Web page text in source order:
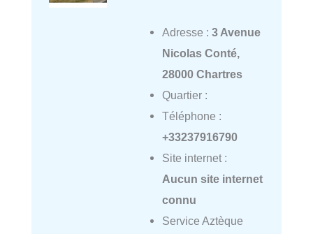
Adresse : 3 Avenue
Nicolas Conté,
28000 Chartres
Quartier :
Téléphone :
+33237916790
Site internet :
Aucun site internet
connu
Service Aztèque